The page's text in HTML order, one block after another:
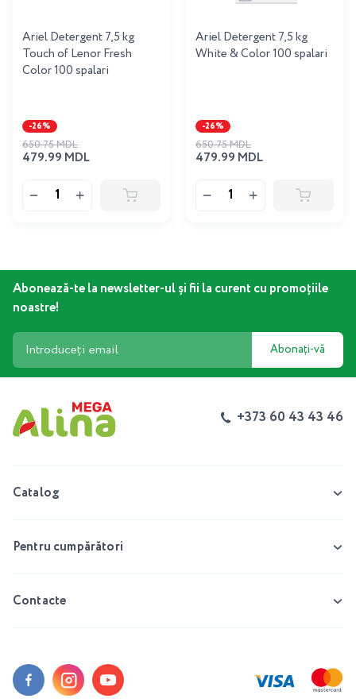
Ariel Detergent 7,5 kg
Touch of Lenor Fresh
Color 100 spalari
-26%
479.99 MDL
650.75 MDL
Ariel Detergent 7,5 kg
White & Color 100 spalari
-26%
479.99 MDL
650.75 MDL
Abonează-te la newsletter-ul și fii la curent cu promoțiile
noastre!
Abonați-vă
+373 60 43 43 46
Catalog
Pentru cumpărători
Contacte